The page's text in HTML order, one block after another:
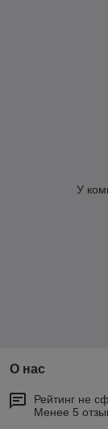
У
О нас
Рейтинг не
Менее 5